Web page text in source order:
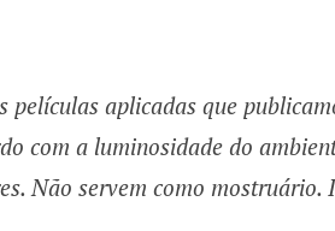
películas aplicadas que
com a luminosidade do
Não servem como mostruário.